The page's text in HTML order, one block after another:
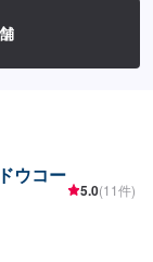
いただける的確なア
【1】オ
は通常2日～3日程
す。お車の作業中は
ペースは工場前の空
へ「メンテモで予約
日・営業時間】定
ウコー
5.0(11件)